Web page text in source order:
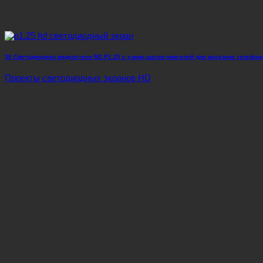
30 Светодиодная видеостена M2 P1.25 с узким шагом пикселей для магазина
Проекты светодиодных экранов HD